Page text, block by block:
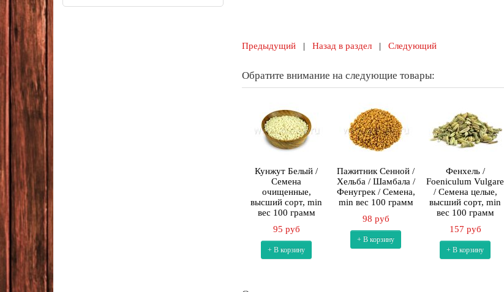
Предыдущий| Назад в раздел| Следующий
Обратите внимание на следующие товары:
Кунжут Белый /
Семена
очищенные,
высший сорт, min
вес 100 грамм
95 руб
+ В корзину
Пажитник Сенной /
Хельба / Шамбала /
Фенугрек / Семена,
min вес 100 грамм
98 руб
+ В корзину
Фенхель /
Foeniculum Vulgare
/ Семена целые,
высший сорт, min
вес 100 грамм
157 руб
+ В корзину